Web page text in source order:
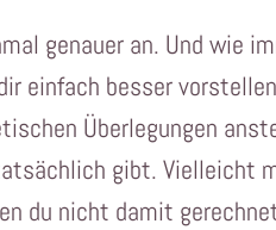
genauer an. Und wie
einfach besser
Überlegungen
gibt. Vielleicht
du nicht damit